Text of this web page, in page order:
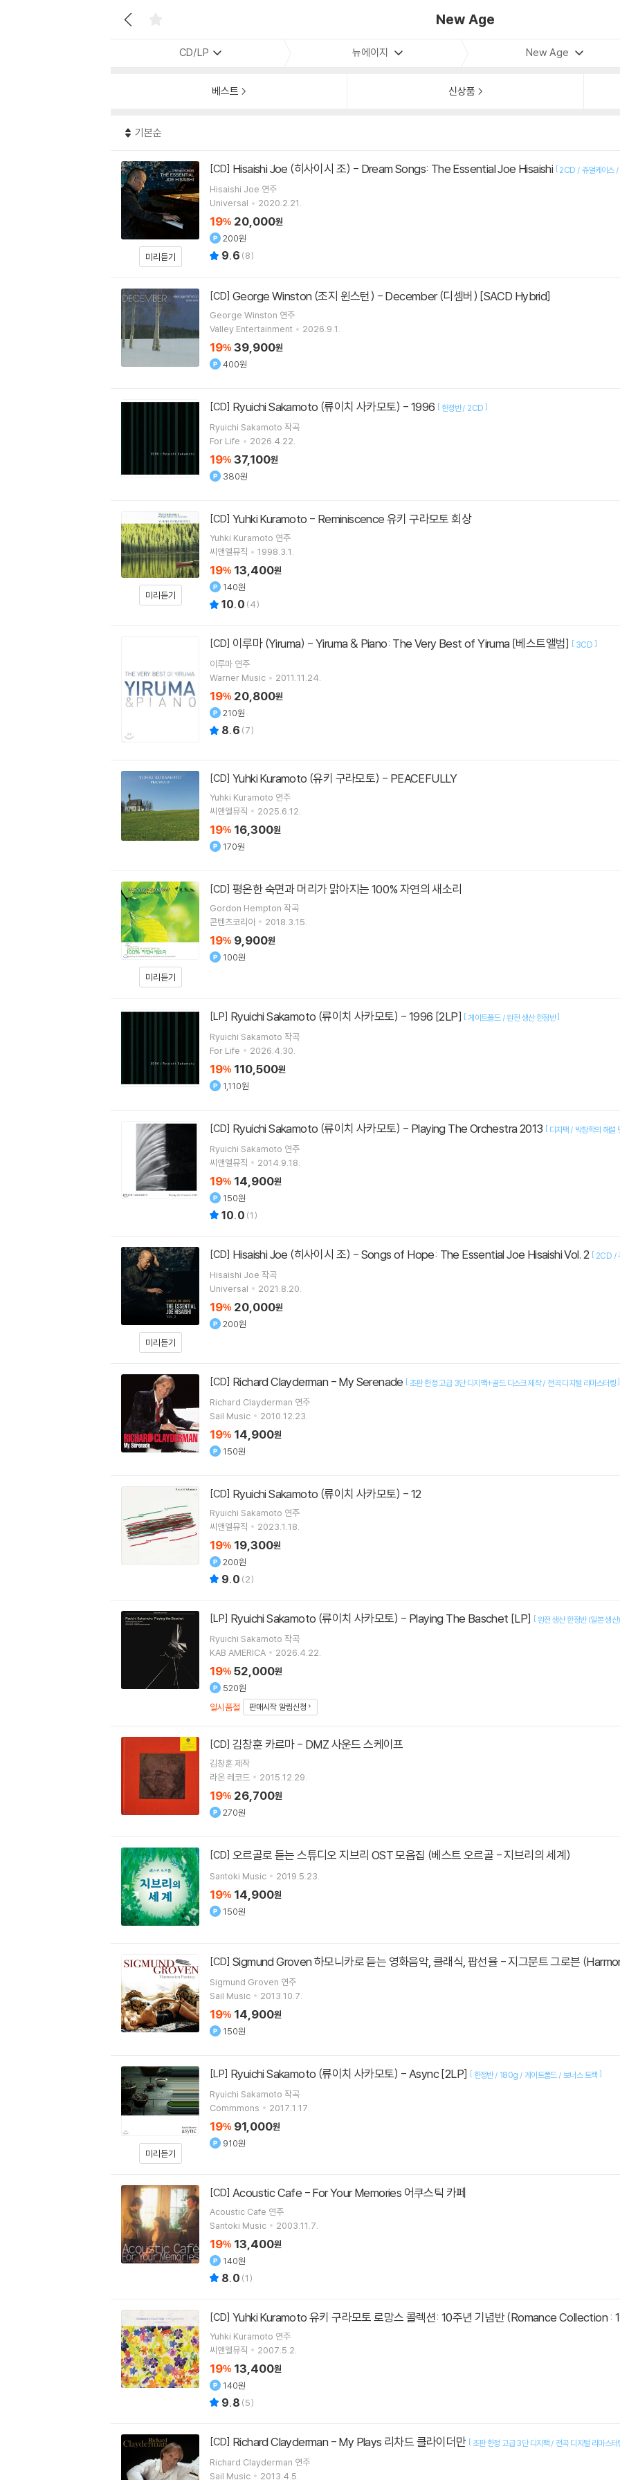
New Age
CD/LP 뉴에이지 New Age
베스트 신상품
기본순
미리듣기
[CD] Hisaishi Joe (히사이시 조) - Dream Songs: The Essential Joe Hisaishi [2CD / 쥬얼케이스 /
Hisaishi Joe 연주
Universal
2020.2.21.
19% 20,000원
200원
9.6 (8)
[CD] George Winston (조지 윈스턴) - December (디셈버) [SACD Hybrid]
George Winston 연주
Valley Entertainment
2026.9.1.
19% 39,900원
400원
[CD] Ryuichi Sakamoto (류이치 사카모토) - 1996 [ 한정반 / 2CD ]
Ryuichi Sakamoto 작곡
For Life
2026.4.22.
19% 37,100원
380원
미리듣기
[CD] Yuhki Kuramoto - Reminiscence 유키 구라모토 회상
Yuhki Kuramoto 연주
씨앤엘뮤직
1998.3.1.
19% 13,400원
140원
10.0 (4)
[CD] 이루마 (Yiruma) - Yiruma & Piano: The Very Best of Yiruma [베스트앨범] [ 3CD ]
이루마 연주
Warner Music
2011.11.24.
19% 20,800원
210원
8.6 (7)
[CD] Yuhki Kuramoto (유키 구라모토) - PEACEFULLY
Yuhki Kuramoto 연주
씨앤엘뮤직
2025.6.12.
19% 16,300원
170원
미리듣기
[CD] 평온한 숙면과 머리가 맑아지는 100% 자연의 새소리
Gordon Hempton 작곡
콘텐츠코리아
2018.3.15.
19% 9,900원
100원
[LP] Ryuichi Sakamoto (류이치 사카모토) - 1996 [2LP] [게이트폴드 / 완전 생산 한정반]
Ryuichi Sakamoto 작곡
For Life
2026.4.30.
19% 110,500원
1,110원
[CD] Ryuichi Sakamoto (류이치 사카모토) - Playing The Orchestra 2013 [ 디지팩 / 박창학의 해설
Ryuichi Sakamoto 연주
씨앤엘뮤직
2014.9.18.
19% 14,900원
150원
10.0 (1)
미리듣기
[CD] Hisaishi Joe (히사이시 조) - Songs of Hope: The Essential Joe Hisaishi Vol. 2 [ 2CD /
Hisaishi Joe 작곡
Universal
2021.8.20.
19% 20,000원
200원
[CD] Richard Clayderman - My Serenade [ 초판 한정 고급 3단 디지팩+골드 디스크 제작 / 전곡 디지털 리마스터링]
Richard Clayderman 연주
Sail Music
2010.12.23.
19% 14,900원
150원
[CD] Ryuichi Sakamoto (류이치 사카모토) - 12
Ryuichi Sakamoto 연주
씨앤엘뮤직
2023.1.18.
19% 19,300원
200원
9.0 (2)
[LP] Ryuichi Sakamoto (류이치 사카모토) - Playing The Baschet [LP] [완전 생산 한정반 (일본 생산)
Ryuichi Sakamoto 작곡
KAB AMERICA
2026.4.22.
19% 52,000원
520원
일시품절
판매시작 알림신청
[CD] 김창훈 카르마 - DMZ 사운드 스케이프
김창훈 제작
라온 레코드
2015.12.29.
19% 26,700원
270원
[CD] 오르골로 듣는 스튜디오 지브리 OST 모음집 (베스트 오르골 - 지브리의 세계)
Santoki Music 2019.5.23.
19% 14,900원
150원
[CD] Sigmund Groven 하모니카로 듣는 영화음악, 클래식, 팝선율 - 지그문트 그로븐
Sigmund Groven 연주
Sail Music
2013.10.7.
19% 14,900원
150원
미리듣기
[LP] Ryuichi Sakamoto (류이치 사카모토) - Async [2LP] [ 한정반 / 180g / 게이트폴드 / 보너스 트랙 ]
Ryuichi Sakamoto 작곡
Commmons
2017.1.17.
19% 91,000원
910원
[CD] Acoustic Cafe - For Your Memories 어쿠스틱 카페
Acoustic Cafe 연주
Santoki Music
2003.11.7.
19% 13,400원
140원
8.0 (1)
[CD] Yuhki Kuramoto 유키 구라모토 로망스 콜렉션: 10주년 기념반 (Romance Collection :
Yuhki Kuramoto 연주
씨앤엘뮤직
2007.5.2.
19% 13,400원
140원
9.8 (5)
[CD] Richard Clayderman - My Plays 리차드 클라이더만 [ 초판 한정 고급 3단 디지팩 / 전곡 디지털 리마스터
Richard Clayderman 연주
Sail Music
2013.4.5.